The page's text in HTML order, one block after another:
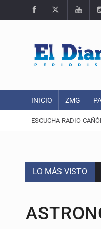
INICIO ZMG
ESCUCHA RADIO
LO MÁS VISTO